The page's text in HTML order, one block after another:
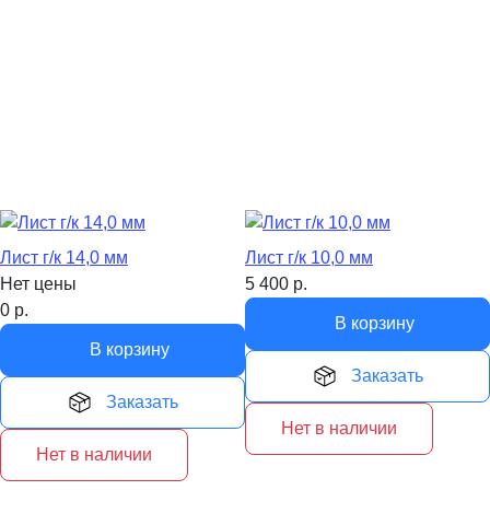
Лист г/к 14,0 мм
Нет цены
0 р.
В корзину
Заказать
Нет в наличии
Лист г/к 10,0 мм
5 400 р.
В корзину
Заказать
Нет в наличии